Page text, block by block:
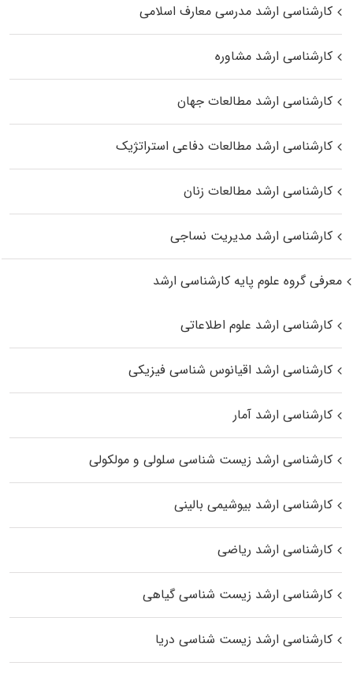
کارشناسی ارشد مدرسی معارف اسلامی
کارشناسی ارشد مشاوره
کارشناسی ارشد مطالعات جهان
کارشناسی ارشد مطالعات دفاعی استراتژیک
کارشناسی ارشد مطالعات زنان
کارشناسی ارشد مدیریت نساجی
معرفی گروه علوم پایه کارشناسی ارشد
کارشناسی ارشد علوم اطلاعاتی
کارشناسی ارشد اقیانوس‌ شناسی فیزیکی
کارشناسی ارشد آمار
کارشناسی ارشد زیست شناسی سلولی و مولکولی
کارشناسی ارشد بیوشیمی بالینی
کارشناسی ارشد ریاضی
کارشناسی ارشد زیست‌ شناسی گیاهی
کارشناسی ارشد زیست‌ شناسی دریا